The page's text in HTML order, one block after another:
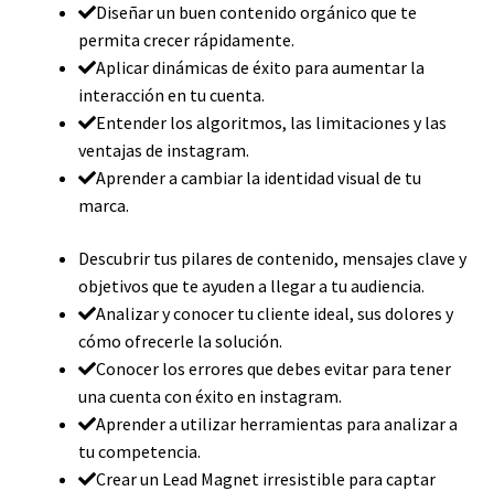
Diseñar un buen contenido orgánico que te
permita crecer rápidamente.
Aplicar dinámicas de éxito para aumentar la
interacción en tu cuenta.
Entender los algoritmos, las limitaciones y las
ventajas de instagram.
Aprender a cambiar la identidad visual de tu
marca.
Descubrir tus pilares de contenido, mensajes clave y
objetivos que te ayuden a llegar a tu audiencia.
Analizar y conocer tu cliente ideal, sus dolores y
cómo ofrecerle la solución.
Conocer los errores que debes evitar para tener
una cuenta con éxito en instagram.
Aprender a utilizar herramientas para analizar a
tu competencia.
Crear un Lead Magnet irresistible para captar